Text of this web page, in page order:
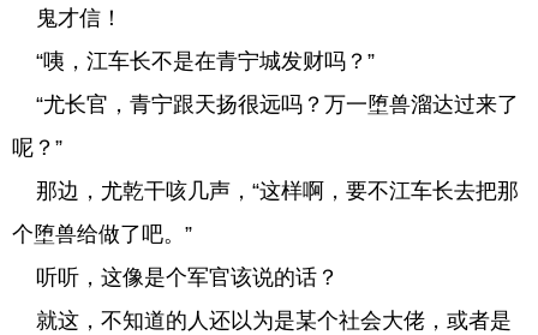
鬼才信！
“咦，江车长不是在青宁城发财吗？”
“尤长官，青宁跟天扬很远吗？万一堕兽溜达过来了
呢？”
那边，尤乾干咳几声，“这样啊，要不江车长去把那
个堕兽给做了吧。”
听听，这像是个军官该说的话？
就这，不知道的人还以为是某个社会大佬，或者是